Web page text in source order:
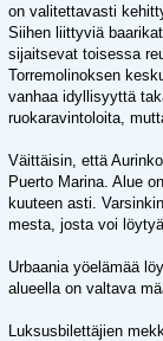
on valitettavasti
Siihen liittyviä
sijaitsevat toisessa
Torremolinoksen
vanhaa idyllisyyttä
ruokaravintoloita,
Väittäisin, että
Puerto Marina. Alue
kuuteen asti.
mesta, josta voi
Urbaania yöelämää
alueella on valtava
Luksusbilettäjien